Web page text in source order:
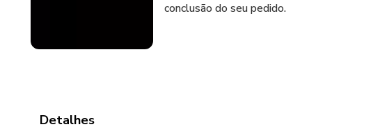
conclusão do seu pedido.
Detalhes